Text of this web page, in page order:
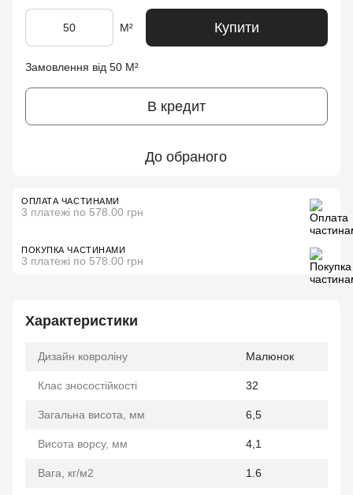
М² Купити
Замовлення від 50 М²
В кредит
До обраного
ОПЛАТА ЧАСТИНАМИ
3 платежі по 578.00 грн
ПОКУПКА ЧАСТИНАМИ
3 платежі по 578.00 грн
Характеристики
Дизайн ковроліну Малюнок
Клас зносостійкості 32
Загальна висота, мм 6,5
Висота ворсу, мм 4,1
Вага, кг/м2 1.6